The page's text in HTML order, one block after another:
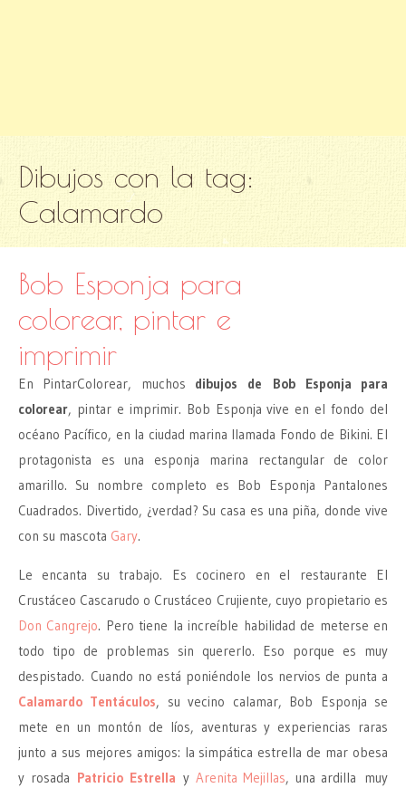
Dibujos con la tag:
Calamardo
Bob Esponja para
colorear, pintar e
imprimir
En PintarColorear, muchos dibujos de Bob Esponja para
colorear, pintar e imprimir. Bob Esponja vive en el fondo del
océano Pacífico, en la ciudad marina llamada Fondo de Bikini. El
protagonista es una esponja marina rectangular de color
amarillo. Su nombre completo es Bob Esponja Pantalones
Cuadrados. Divertido, ¿verdad? Su casa es una piña, donde vive
con su mascota Gary.
Le encanta su trabajo. Es cocinero en el restaurante El
Crustáceo Cascarudo o Crustáceo Crujiente, cuyo propietario es
Don Cangrejo. Pero tiene la increíble habilidad de meterse en
todo tipo de problemas sin quererlo. Eso porque es muy
despistado. Cuando no está poniéndole los nervios de punta a
Calamardo Tentáculos, su vecino calamar, Bob Esponja se
mete en un montón de líos, aventuras y experiencias raras
junto a sus mejores amigos: la simpática estrella de mar obesa
y rosada Patricio Estrella y Arenita Mejillas, una ardilla muy